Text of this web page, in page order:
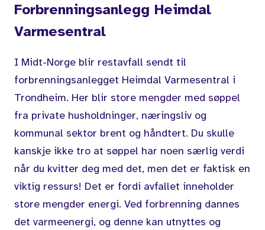
Forbrenningsanlegg Heimdal
Varmesentral
I Midt-Norge blir restavfall sendt til
forbrenningsanlegget Heimdal Varmesentral i
Trondheim. Her blir store mengder med søppel
fra private husholdninger, næringsliv og
kommunal sektor brent og håndtert. Du skulle
kanskje ikke tro at søppel har noen særlig verdi
når du kvitter deg med det, men det er faktisk en
viktig ressurs! Det er fordi avfallet inneholder
store mengder energi. Ved forbrenning dannes
det varmeenergi, og denne kan utnyttes og